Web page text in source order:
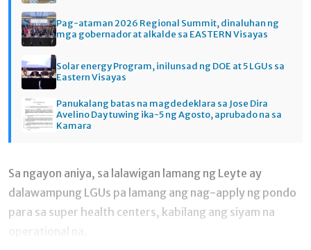
Pag-ataman 2026 Regional Summit, dinaluhan ng
mga gobernador at alkalde sa EASTERN Visayas
Solar energy Program, inilunsad ng DOE at 5 LGUs sa
Eastern Visayas
Panukalang batas na magdedeklara sa Jose Dira
Avelino Day tuwing ika-5 ng Agosto, aprubado na sa
Kamara
Sa ngayon aniya, sa lalawigan lamang ng Leyte ay
dalawampung LGUs pa lamang ang nag-apply ng pondo
para sa super health centers, kabilang ang siyam na